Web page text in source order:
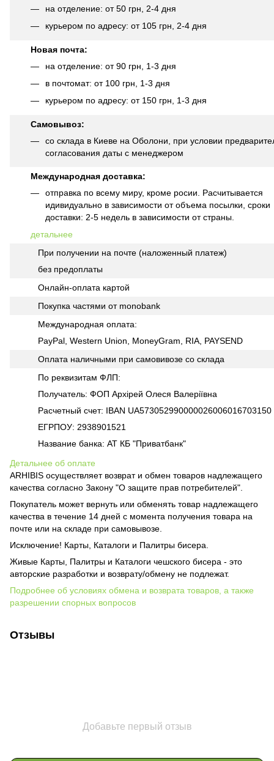
на отделение: от 50 грн, 2-4 дня
курьером по адресу: от 105 грн, 2-4 дня
Новая почта:
на отделение: от 90 грн, 1-3 дня
в почтомат: от 100 грн, 1-3 дня
курьером по адресу: от 150 грн, 1-3 дня
Самовывоз:
со склада в Киеве на Оболони, при условии
согласования даты с менеджером
Международная доставка:
отправка по всему миру, кроме росии. Расчитывается
идивидуально в зависимости от объема посылки, сроки
доставки: 2-5 недель в зависимости от страны.
детальнее
При получении на почте (наложенный платеж)
без предоплаты
Онлайн-оплата картой
Покупка частями от monobank
Международная оплата:
PayPal, Western Union, MoneyGram, RIA, PAYSEND
Оплата наличными при самовивозе со склада
По реквизитам ФЛП:
Получатель: ФОП Архірей Олеся Валеріївна
Расчетный счет: IBAN UA573052990000026006016703150
ЕГРПОУ: 2938901521
Название банка: АТ КБ "Приватбанк"
Детальнее об оплате
ARHIBIS осуществляет возврат и обмен товаров надлежащего
качества согласно Закону "О защите прав потребителей".
Покупатель может вернуть или обменять товар надлежащего
качества в течение 14 дней с момента получения товара на
почте или на складе при самовывозе.
Исключение! Карты, Каталоги и Палитры бисера.
Живые Карты, Палитры и Каталоги чешского бисера - это
авторские разработки и возврату/обмену не подлежат.
Подробнее об условиях обмена и возврата товаров, а также
разрешении спорных вопросов
Отзывы
Добавьте первый отзыв